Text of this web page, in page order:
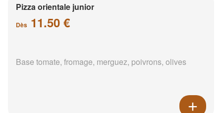
Pizza orientale junior
Dès 11.50 €
Base tomate, fromage, merguez, poivrons, olives